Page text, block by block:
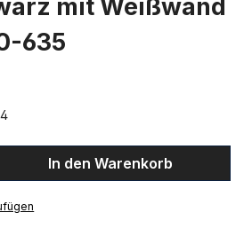
mit Weißwand
635
Gib den gewünschten
In den Warenkorb